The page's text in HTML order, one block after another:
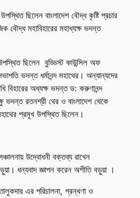
ছিলেন বাংলাদেশ বৌদ্ধ কৃষ্টি প্রচার
বৌদ্ধ মহাবিহারের মহাধ্যক্ষ ভদন্ত
ছিলেন বুড্ডিস্ট কাউন্সিল অফ
ভদন্ত ধর্মানন্দ মহাথের। অন্যান্যদের
বিহারের অধ্যক্ষ ভদন্ত ড: করুণানন্দ
ভদন্ত রতনশ্রী থের ও বাংলাদেশ থেকে
প্রমূখ উপস্থিত ছিলেন।
উদ্বোধনী বক্তব্য রাখেন
ধন্যবাদ জ্ঞাপন করেন অশীতি বড়ুয়া ।
এর পরিচালনা, গ্রন্থণা ও